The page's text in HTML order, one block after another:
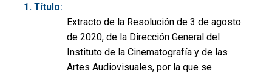
Título:
Extracto de la Resolución de 3 de agosto
de 2020, de la Dirección General del
Instituto de la Cinematografía y de las
Artes Audiovisuales, por la que se